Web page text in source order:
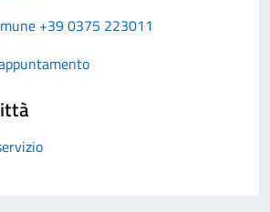
+39 0375 223011